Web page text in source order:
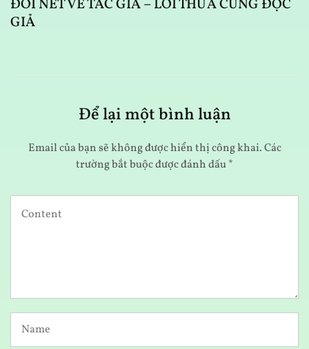
ĐÔI NÉT VỀ TÁC GIẢ – LỜI THƯA CÙNG ĐỘC
GIẢ
Để lại một bình luận
Email của bạn sẽ không được hiển thị công khai.Các
trường bắt buộc được đánh dấu*